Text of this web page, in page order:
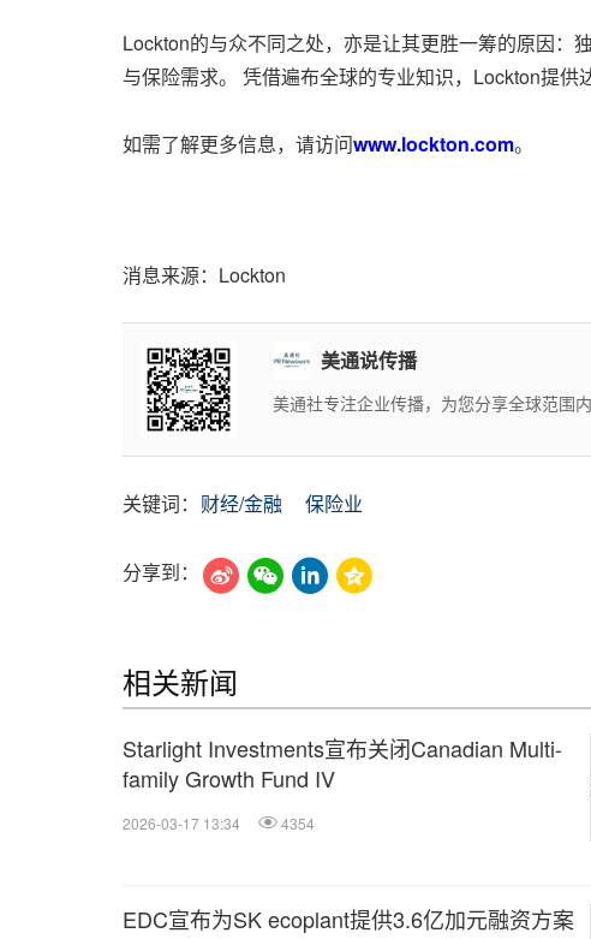
Lockton的与众不同之处，亦是让其更胜一筹的原因：
与保险需求。 凭借遍布全球的专业知识，Lockton提
如需了解更多信息，请访问www.lockton.com。
消息来源：Lockton
美通说传播
美通社专注企业传播，为您分享全球范围
关键词： 财经/金融 保险业
分享到：
相关新闻
Starlight Investments宣布关闭Canadian Multi-
family Growth Fund IV
2026-03-17 13:34 4354
EDC宣布为SK ecoplant提供3.6亿加元融资方案